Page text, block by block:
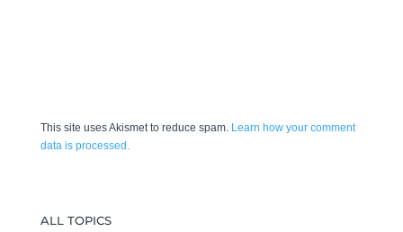
This site uses Akismet to reduce spam. Learn how your comment
data is processed.
ALL TOPICS